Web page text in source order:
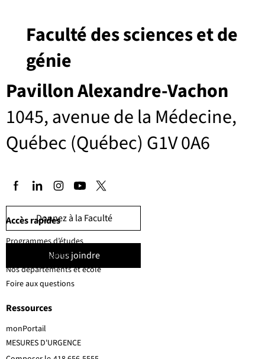
Pavillon Alexandre-Vachon
1045, avenue de la Médecine,
Québec (Québec) G1V 0A6
Faculté des sciences et de
génie
Donnez à la Faculté
Nous joindre
MESURES D'URGENCE
Accès rapides
Ressources
Programmes d’études
Corps professoral
Nos départements et école
Foire aux questions
monPortail